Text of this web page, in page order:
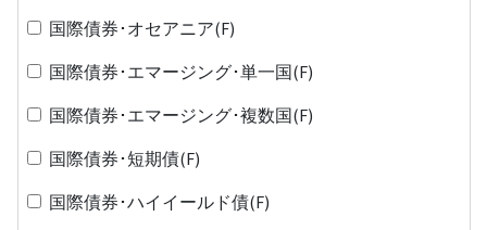
国際債券･オセアニア(F)
国際債券･エマージング･単一国(F)
国際債券･エマージング･複数国(F)
国際債券･短期債(F)
国際債券･ハイイールド債(F)